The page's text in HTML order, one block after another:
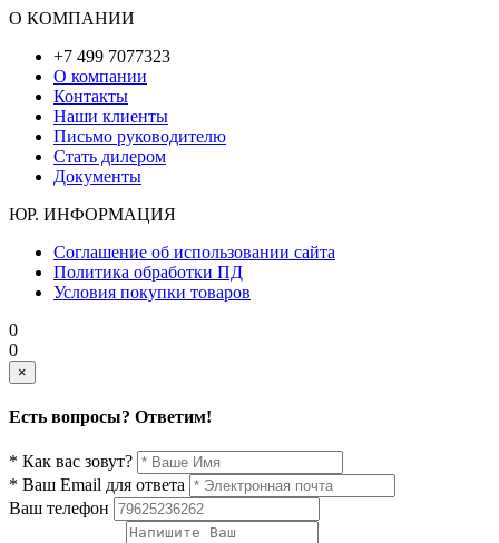
О КОМПАНИИ
+7 499 7077323
О компании
Контакты
Наши клиенты
Письмо руководителю
Стать дилером
Документы
ЮР. ИНФОРМАЦИЯ
Соглашение об использовании сайта
Политика обработки ПД
Условия покупки товаров
0
0
×
Есть вопросы? Ответим!
* Как вас зовут?
* Ваш Email для ответа
Ваш телефон